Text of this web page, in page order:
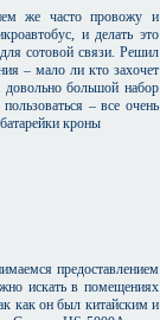
же часто провожу и
и делать это
сотовой связи. Решил
– мало ли кто захочет
большой набор
– все очень
кроны
предоставлением
искать в помещениях
как он был китайским и